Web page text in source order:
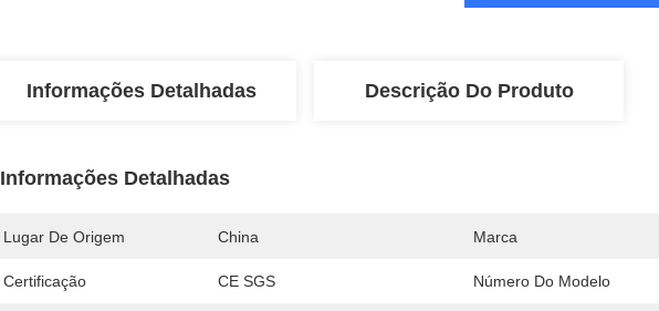
Informações Detalhadas Descrição Do Produto
Informações Detalhadas
Lugar De Origem China Marca
Certificação CE SGS Número Do Modelo